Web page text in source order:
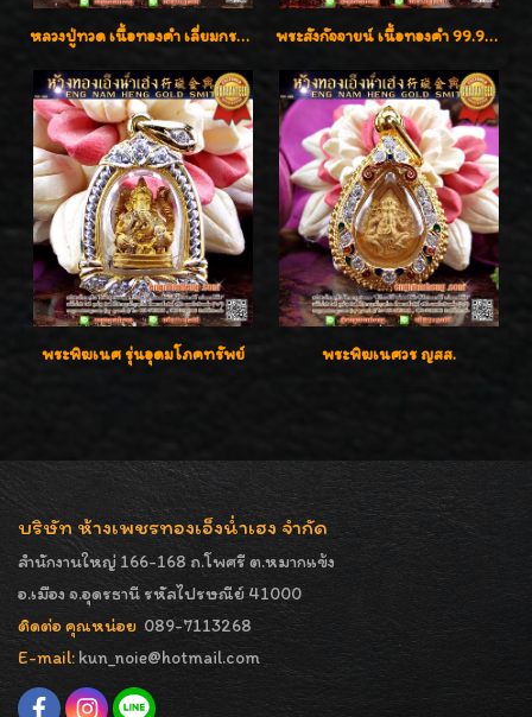
หลวงปู่ทวด เนื้อทองคำ เลี่ยมกรอบทองคำประดับเพชรแท้และพลอยนพเก้า น่ารักมากๆค่ะ พระสังกัจจายน์ เนื้อทองคำ 99.99%
พระพิฆเนศ รุ่นอุดมโภคทรัพย์ พระพิฆเนศวร ญสส.
บริษัท ห้างเพชรทองเอ็งน่ำเฮง จำกัด
สำนักงานใหญ่ 166-168 ถ.โพศรี ต.หมากแข้ง
อ.เมือง จ.อุดรธานี รหัสไปรษณีย์ 41000
ติดต่อ คุณหน่อย 089-7113268
E-mail: kun_noie@hotmail.com